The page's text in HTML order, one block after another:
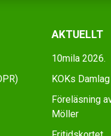
AKTUELLT
10mila 2026.
KOKs
Föreläsning
Möller